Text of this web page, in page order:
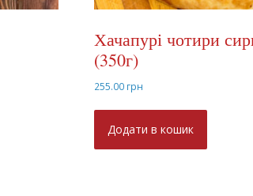
Хачапурі чотири
(350г)
255.00 грн
Додати в кошик